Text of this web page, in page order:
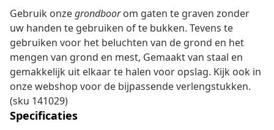
Gebruik onzegrondboorom gaten te graven zonder
uw handen te gebruiken of te bukken. Tevens te
gebruiken voor het beluchten van de grond en het
mengen van grond en mest, Gemaakt van staal en
gemakkelijk uit elkaar te halen voor opslag. Kijk ook in
onze webshop voor de bijpassende verlengstukken.
(sku 141029)
Specificaties